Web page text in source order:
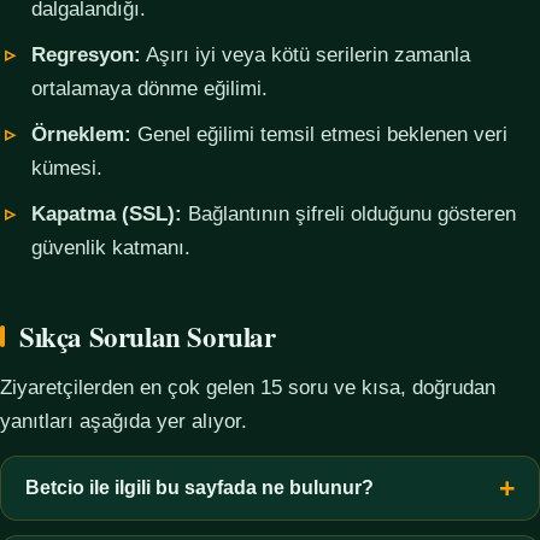
dalgalandığı.
Regresyon: Aşırı iyi veya kötü serilerin zamanla
ortalamaya dönme eğilimi.
Örneklem: Genel eğilimi temsil etmesi beklenen veri
kümesi.
Kapatma (SSL): Bağlantının şifreli olduğunu gösteren
güvenlik katmanı.
Sıkça Sorulan Sorular
Ziyaretçilerden en çok gelen 15 soru ve kısa, doğrudan
yanıtları aşağıda yer alıyor.
Betcio ile ilgili bu sayfada ne bulunur?
Bu sayfada yalnızca kavramsal bilgi, terim açıklamaları, veri